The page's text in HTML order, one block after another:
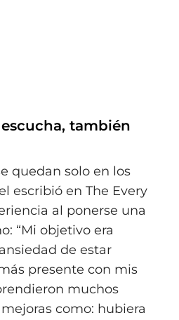
también
quedan solo en los
escribió en The Every
al ponerse una
“Mi objetivo era
de estar
presente con mis
muchos
como: hubiera